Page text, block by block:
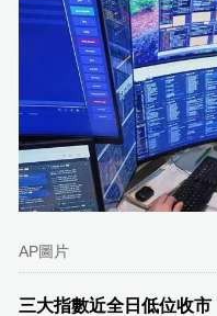
AP圖片
三大指數近全日低位收市